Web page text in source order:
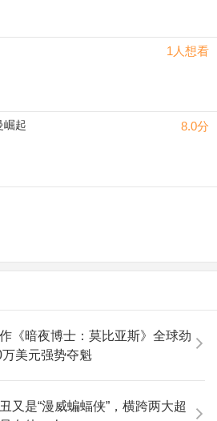
1人想看
8.0分
崛起
《暗夜博士：莫比亚斯》全球劲
美元强势夺魁
又是“漫威蝙蝠侠”，横跨两大超